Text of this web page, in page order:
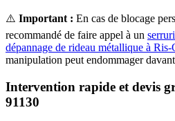
⚠️ Important : En cas de blocage
recommandé de faire appel à un
dépannage de rideau métallique à Ris-
manipulation peut endommager
Intervention rapide et devis
91130